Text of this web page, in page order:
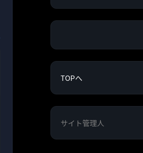
TOPへ
サイト管理人